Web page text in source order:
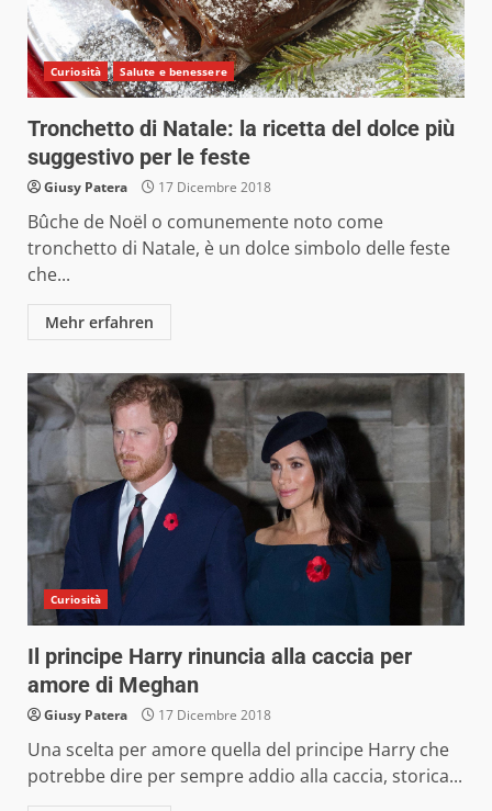
Curiosità Salute e benessere
Tronchetto di Natale: la ricetta del dolce più
suggestivo per le feste
Giusy Patera 17 Dicembre 2018
Bûche de Noël o comunemente noto come
tronchetto di Natale, è un dolce simbolo delle feste
che...
Mehr erfahren
Curiosità
Il principe Harry rinuncia alla caccia per
amore di Meghan
Giusy Patera 17 Dicembre 2018
Una scelta per amore quella del principe Harry che
potrebbe dire per sempre addio alla caccia, storica...